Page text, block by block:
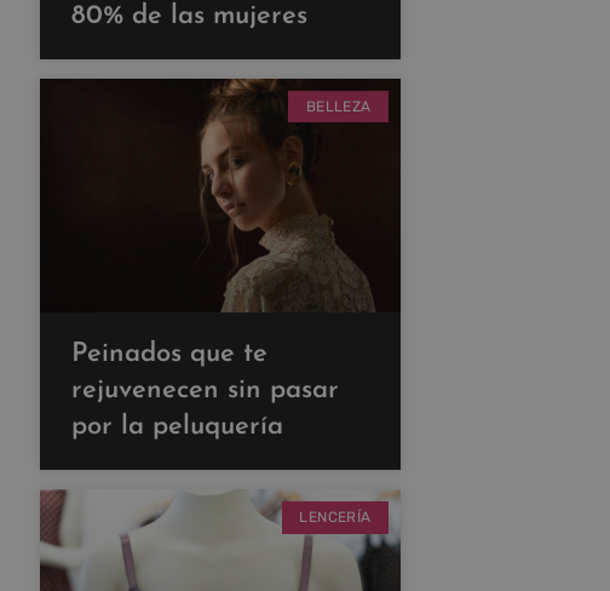
80% de las mujeres
BELLEZA
Peinados que te
rejuvenecen sin pasar
por la peluquería
LENCERÍA